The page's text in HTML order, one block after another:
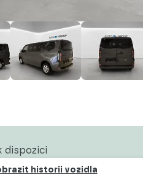
dispozici
historii vozidla